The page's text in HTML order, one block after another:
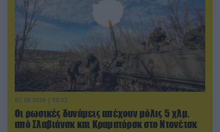
07.08.2026 | 08:02
Οι ρωσικές δυνάμεις απέχουν μόλις 5 χλμ.
από Σλαβιάνσκ και Κραματόρσκ στο Ντονέτσκ